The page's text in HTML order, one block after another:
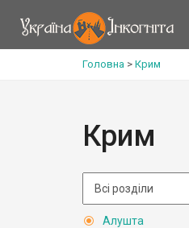
Головна > Крим
Крим
Алушта